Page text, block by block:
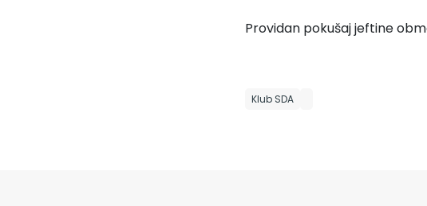
Providan pokušaj jeftine
Klub SDA